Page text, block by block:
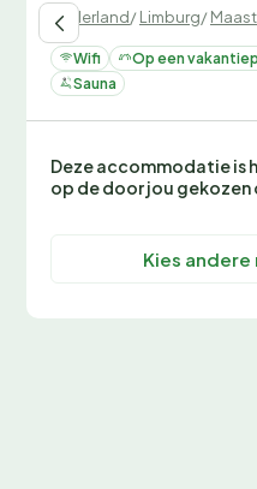
Nederland/Limburg/
Wifi Op een
Sauna
Deze accommodatie is
op de door jou gekozen
Kies